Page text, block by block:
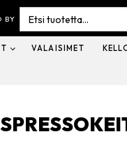
BY
Search
for:
VALAISIMET